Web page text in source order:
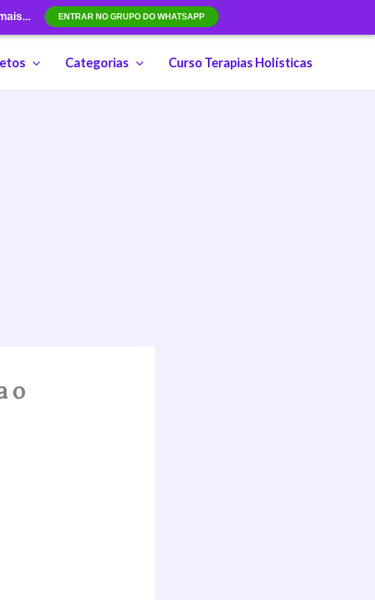
ENTRAR NO GRUPO DO WHATSAPP
Categorias Curso Terapias Holísticas
o